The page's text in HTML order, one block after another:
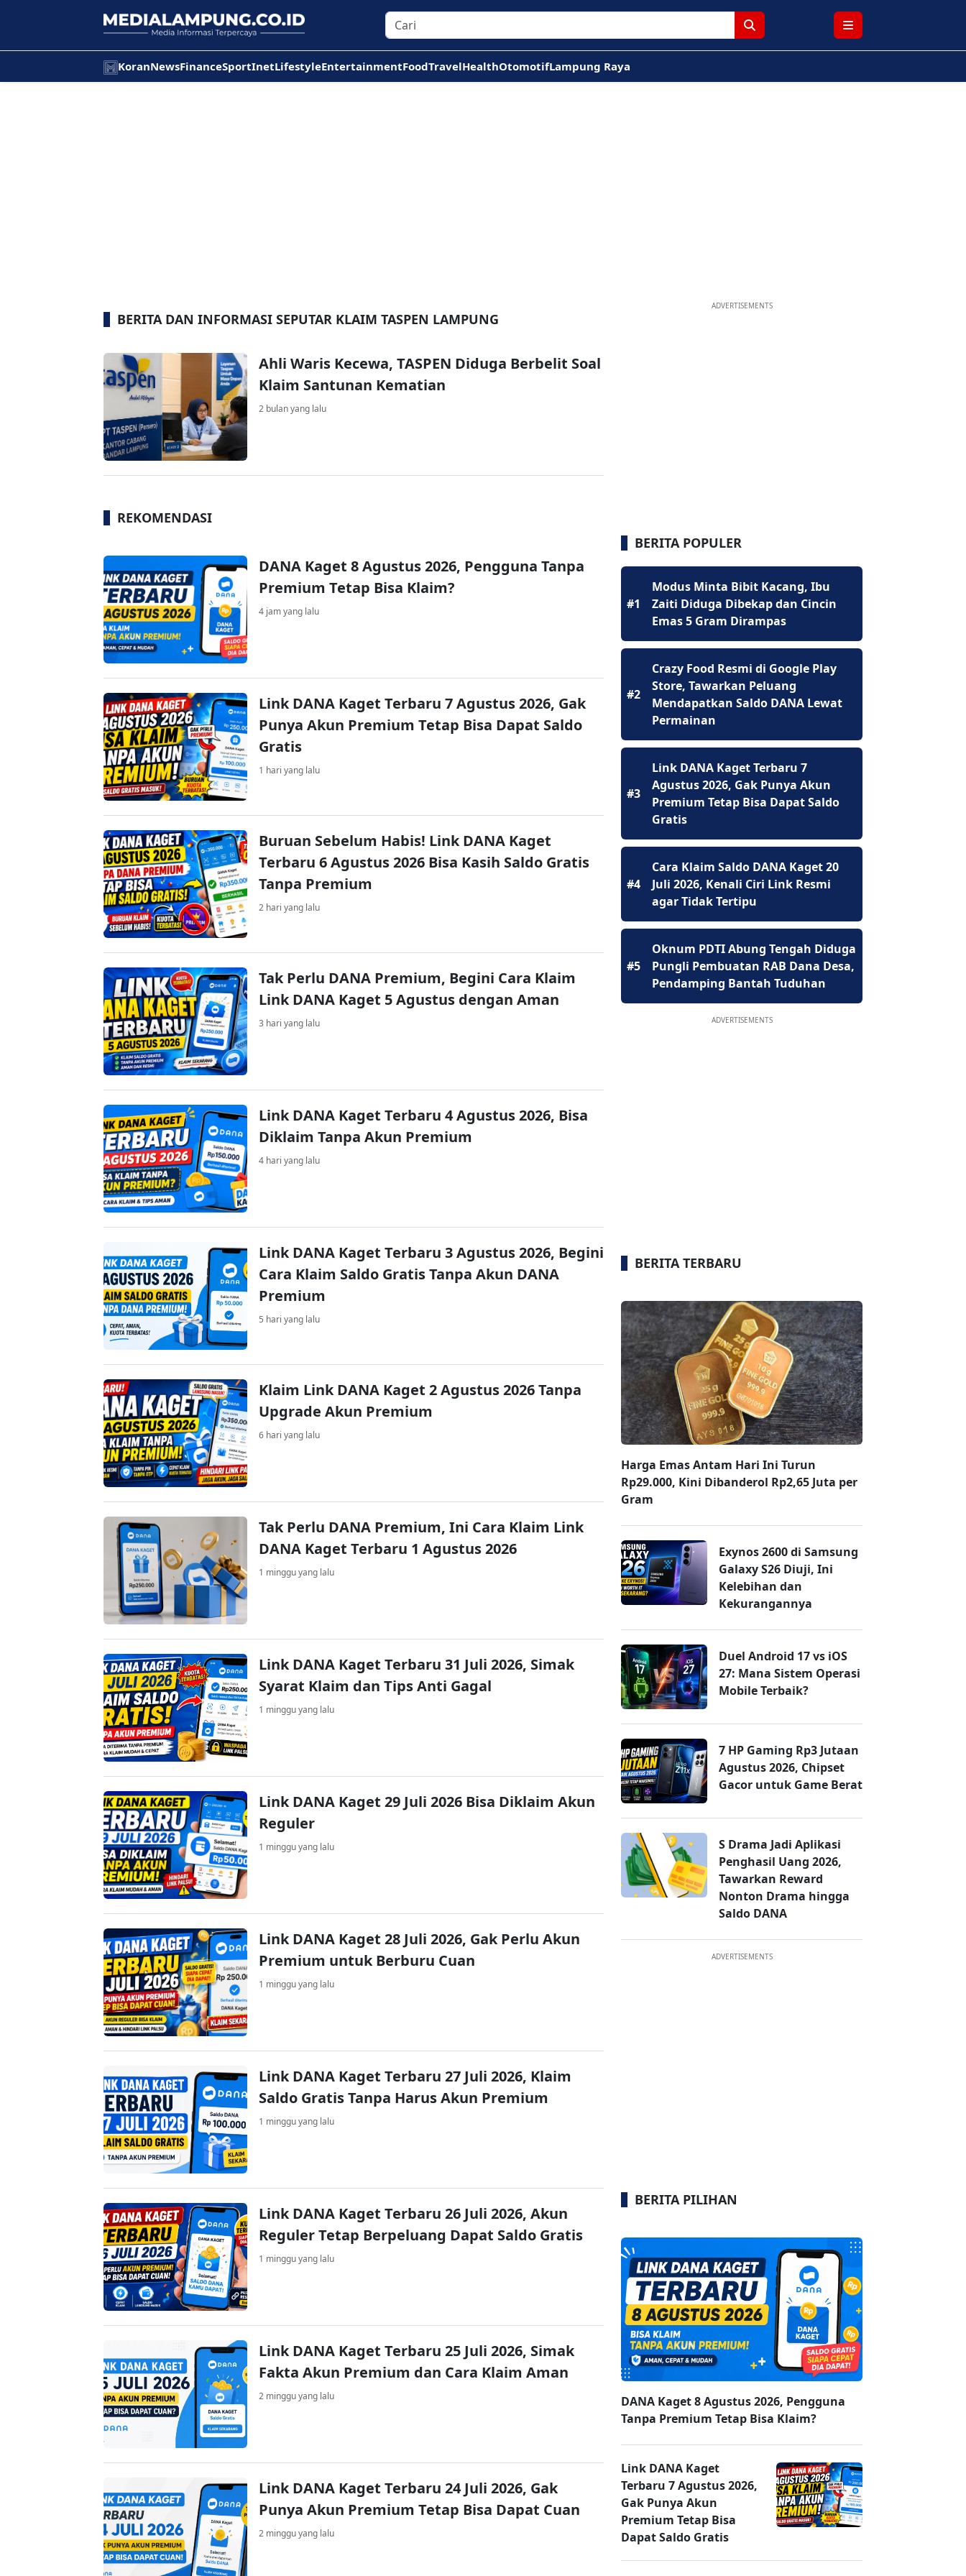
KoranNewsFinanceSportInetLifestyleEntertainmentFoodTravelHealthOtomotifLampung Raya
BERITA DAN INFORMASI SEPUTAR KLAIM TASPEN LAMPUNG
Ahli Waris Kecewa, TASPEN Diduga Berbelit Soal
Klaim Santunan Kematian
2 bulan yang lalu
REKOMENDASI
DANA Kaget 8 Agustus 2026, Pengguna Tanpa
Premium Tetap Bisa Klaim?
4 jam yang lalu
Link DANA Kaget Terbaru 7 Agustus 2026, Gak
Punya Akun Premium Tetap Bisa Dapat Saldo
Gratis
1 hari yang lalu
Buruan Sebelum Habis! Link DANA Kaget
Terbaru 6 Agustus 2026 Bisa Kasih Saldo Gratis
Tanpa Premium
2 hari yang lalu
Tak Perlu DANA Premium, Begini Cara Klaim
Link DANA Kaget 5 Agustus dengan Aman
3 hari yang lalu
Link DANA Kaget Terbaru 4 Agustus 2026, Bisa
Diklaim Tanpa Akun Premium
4 hari yang lalu
Link DANA Kaget Terbaru 3 Agustus 2026, Begini
Cara Klaim Saldo Gratis Tanpa Akun DANA
Premium
5 hari yang lalu
Klaim Link DANA Kaget 2 Agustus 2026 Tanpa
Upgrade Akun Premium
6 hari yang lalu
Tak Perlu DANA Premium, Ini Cara Klaim Link
DANA Kaget Terbaru 1 Agustus 2026
1 minggu yang lalu
Link DANA Kaget Terbaru 31 Juli 2026, Simak
Syarat Klaim dan Tips Anti Gagal
1 minggu yang lalu
Link DANA Kaget 29 Juli 2026 Bisa Diklaim Akun
Reguler
1 minggu yang lalu
Link DANA Kaget 28 Juli 2026, Gak Perlu Akun
Premium untuk Berburu Cuan
1 minggu yang lalu
Link DANA Kaget Terbaru 27 Juli 2026, Klaim
Saldo Gratis Tanpa Harus Akun Premium
1 minggu yang lalu
Link DANA Kaget Terbaru 26 Juli 2026, Akun
Reguler Tetap Berpeluang Dapat Saldo Gratis
1 minggu yang lalu
Link DANA Kaget Terbaru 25 Juli 2026, Simak
Fakta Akun Premium dan Cara Klaim Aman
2 minggu yang lalu
Link DANA Kaget Terbaru 24 Juli 2026, Gak
Punya Akun Premium Tetap Bisa Dapat Cuan
2 minggu yang lalu
ADVERTISEMENTS
BERITA POPULER
#1
Modus Minta Bibit Kacang, Ibu
Zaiti Diduga Dibekap dan Cincin
Emas 5 Gram Dirampas
#2
Crazy Food Resmi di Google Play
Store, Tawarkan Peluang
Mendapatkan Saldo DANA Lewat
Permainan
#3
Link DANA Kaget Terbaru 7
Agustus 2026, Gak Punya Akun
Premium Tetap Bisa Dapat Saldo
Gratis
#4
Cara Klaim Saldo DANA Kaget 20
Juli 2026, Kenali Ciri Link Resmi
agar Tidak Tertipu
#5
Oknum PDTI Abung Tengah Diduga
Pungli Pembuatan RAB Dana Desa,
Pendamping Bantah Tuduhan
ADVERTISEMENTS
BERITA TERBARU
Harga Emas Antam Hari Ini Turun
Rp29.000, Kini Dibanderol Rp2,65 Juta per
Gram
Exynos 2600 di Samsung
Galaxy S26 Diuji, Ini
Kelebihan dan
Kekurangannya
Duel Android 17 vs iOS
27: Mana Sistem Operasi
Mobile Terbaik?
7 HP Gaming Rp3 Jutaan
Agustus 2026, Chipset
Gacor untuk Game Berat
S Drama Jadi Aplikasi
Penghasil Uang 2026,
Tawarkan Reward
Nonton Drama hingga
Saldo DANA
ADVERTISEMENTS
BERITA PILIHAN
DANA Kaget 8 Agustus 2026, Pengguna
Tanpa Premium Tetap Bisa Klaim?
Link DANA Kaget
Terbaru 7 Agustus 2026,
Gak Punya Akun
Premium Tetap Bisa
Dapat Saldo Gratis